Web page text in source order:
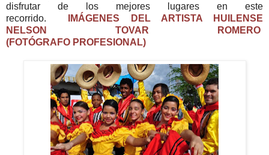
disfrutar de los mejores lugares en este
recorrido.
IMÁGENES DEL ARTISTA HUILENSE
NELSON TOVAR ROMERO
(FOTÓGRAFO PROFESIONAL)